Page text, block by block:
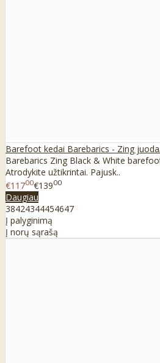
Barefoot kedai Barebarics - Zing
Barebarics Zing Black & White
Atrodykite užtikrintai. Pajusk..
€11700€13900
Daugiau
38424344454647
Į palyginimą
Į norų sąrašą